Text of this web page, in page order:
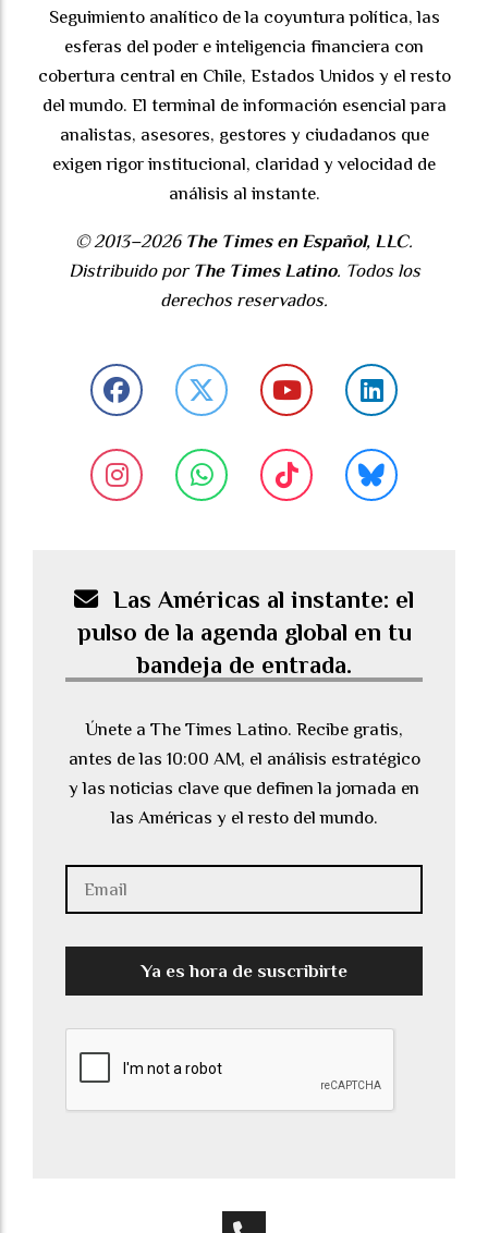
Seguimiento analítico de la coyuntura política, las
esferas del poder e inteligencia financiera con
cobertura central en Chile, Estados Unidos y el resto
del mundo. El terminal de información esencial para
analistas, asesores, gestores y ciudadanos que
exigen rigor institucional, claridad y velocidad de
análisis al instante.
© 2013–2026 The Times en Español, LLC.
Distribuido por The Times Latino. Todos los
derechos reservados.
Las Américas al instante: el
pulso de la agenda global en tu
bandeja de entrada.
Únete a The Times Latino. Recibe gratis,
antes de las 10:00 AM, el análisis estratégico
y las noticias clave que definen la jornada en
las Américas y el resto del mundo.
Ya es hora de suscribirte